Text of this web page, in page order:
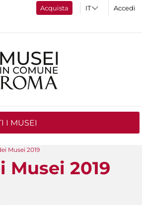
Acquista Accedi
I MUSEI
Musei 2019
Musei 2019